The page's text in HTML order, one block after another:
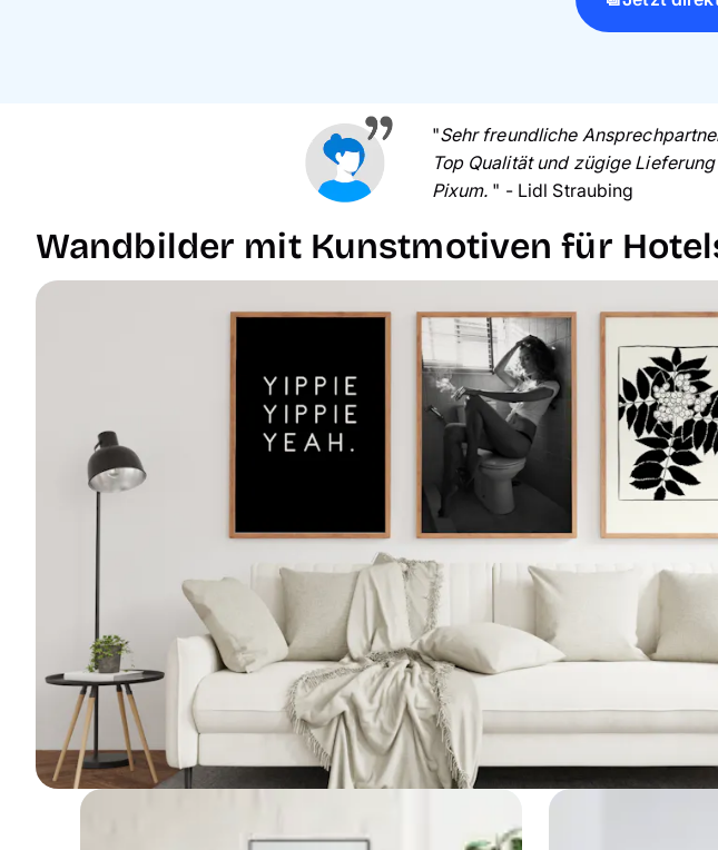
"Sehr freundliche
Top Qualität und zügige
Pixum. " - Lidl Straubing
Wandbilder mit Kunstmotiven für